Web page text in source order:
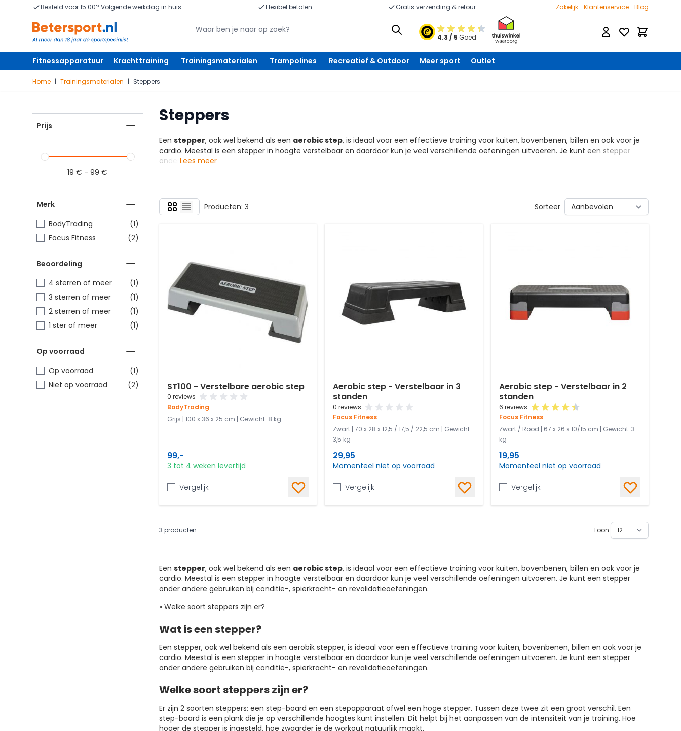
Ga naar de inhoudBesteld voor 15:00? Volgende werkdag in huis Flexibel betalen Gratis verzending & retour Zakelijk Klantenservice Blog
Zoeken
4.3 / 5 Goed
Verlanglijst
Fitnessapparatuur Krachttraining Trainingsmaterialen Trampolines Recreatief & Outdoor Meer sport Outlet
Home | Trainingsmaterialen | Steppers
Prijs
19 € - 99 €
Merk
BodyTrading
(1)
Focus Fitness
(2)
Beoordeling
4 sterren of meer
(1)
3 sterren of meer
(1)
2 sterren of meer
(1)
1 ster of meer
(1)
Op voorraad
Op voorraad
(1)
Niet op voorraad
(2)
Steppers
Een stepper, ook wel bekend als een aerobic step, is ideaal voor een effectieve training voor kuiten, bovenbenen, billen en ook voor je
cardio. Meestal is een stepper in hoogte verstelbaar en daardoor kun je veel verschillende oefeningen uitvoeren. Je kunt een stepper
onder Lees meer
Producten:3
Foto-tabel
Lijst Sorteer
0 reviews
ST100 - Verstelbare aerobic step
BodyTrading
Grijs | 100 x 36 x 25 cm | Gewicht: 8 kg
99,-
3 tot 4 weken levertijd
Vergelijk
0 reviews
Aerobic step - Verstelbaar in 3
standen
Focus Fitness
Zwart | 70 x 28 x 12,5 / 17,5 / 22,5 cm | Gewicht:
3,5 kg
29,95
Momenteel niet op voorraad
Vergelijk
6 reviews
Aerobic step - Verstelbaar in 2
standen
Focus Fitness
Zwart / Rood | 67 x 26 x 10/15 cm | Gewicht: 3
kg
19,95
Momenteel niet op voorraad
Vergelijk
3 producten Toon
Een stepper, ook wel bekend als een aerobic step, is ideaal voor een effectieve training voor kuiten, bovenbenen, billen en ook voor je
cardio. Meestal is een stepper in hoogte verstelbaar en daardoor kun je veel verschillende oefeningen uitvoeren. Je kunt een stepper
onder andere gebruiken bij conditie-, spierkracht- en revalidatieoefeningen.
» Welke soort steppers zijn er?
Wat is een stepper?
Een stepper, ook wel bekend als een aerobik stepper, is ideaal voor een effectieve training voor kuiten, bovenbenen, billen en ook voor je
cardio. Meestal is een stepper in hoogte verstelbaar en daardoor kun je veel verschillende oefeningen uitvoeren. Je kunt een stepper
onder andere gebruiken bij conditie-, spierkracht- en revalidatieoefeningen.
Welke soort steppers zijn er?
Er zijn 2 soorten steppers: een step-board en een stepapparaat ofwel een hoge stepper. Tussen deze twee zit een groot verschil. Een
step-board is een plank die je op verschillende hoogtes kunt instellen. Dit helpt bij het aanpassen van de intensiteit van je training. Hoe
hoger de stepper is ingesteld, hoe zwaarder je de workout natuurlijk maakt.